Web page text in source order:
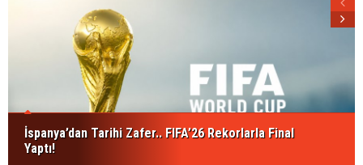
İspanya’dan Tarihi Zafer.. FIFA’26 Rekorlarla Final
Yaptı!